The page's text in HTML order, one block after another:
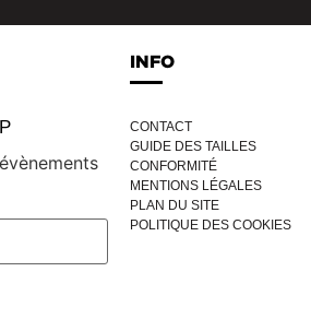
INFO
CONTACT
GUIDE DES TAILLES
CONFORMITÉ
MENTIONS LÉGALES
PLAN DU SITE
POLITIQUE DES COOKIES